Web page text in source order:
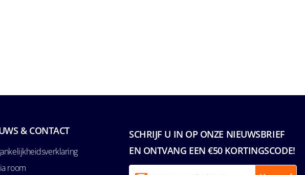
SCHRIJF U IN OP ONZE NIEUWSBRIEF
EN ONTVANG EEN €50 KORTINGSCODE!
& CONTACT
room